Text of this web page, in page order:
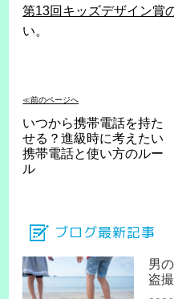
第13回キッズデザイン賞
い。
≪前のページへ
いつから携帯電話を持た
せる？進級時に考えたい
携帯電話と使い方のルー
ル
ブログ最新記事
男
盗